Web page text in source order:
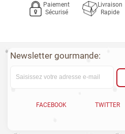
Paiement
Sécurisé
Livraison
Rapide
Newsletter gourmande:
FACEBOOK TWITTER